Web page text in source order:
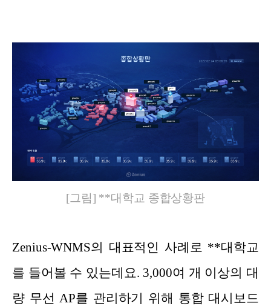
[그림] **대학교 종합상황판
Zenius-WNMS의 대표적인 사례로 **대학교
를 들어볼 수 있는데요. 3,000여 개 이상의 대
량 무선 AP를 관리하기 위해 통합 대시보드